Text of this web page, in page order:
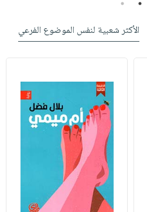
1
2
الأكثر شعبية لنفس الموضوع الفرعي